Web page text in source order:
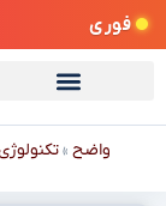
فوری
واضح »